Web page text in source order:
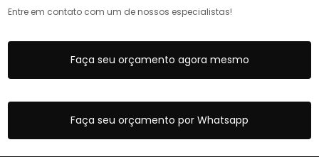
Entre em contato com um de nossos especialistas!
Faça seu orçamento agora mesmo
Faça seu orçamento por Whatsapp